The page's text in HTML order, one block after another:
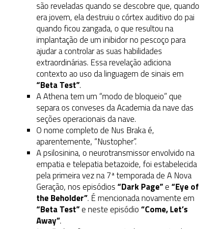
são reveladas quando se descobre que, quando
era jovem, ela destruiu o córtex auditivo do pai
quando ficou zangada, o que resultou na
implantação de um inibidor no pescoço para
ajudar a controlar as suas habilidades
extraordinárias. Essa revelação adiciona
contexto ao uso da linguagem de sinais em
“Beta Test”.
A Athena tem um “modo de bloqueio” que
separa os conveses da Academia da nave das
seções operacionais da nave.
O nome completo de Nus Braka é,
aparentemente, “Nustopher”.
A psilosinina, o neurotransmissor envolvido na
empatia e telepatia betazoide, foi estabelecida
pela primeira vez na 7ª temporada de A Nova
Geração, nos episódios“Dark Page”e“Eye of
the Beholder”. É mencionada novamente em
“Beta Test”e neste episódio“Come, Let’s
Away”.